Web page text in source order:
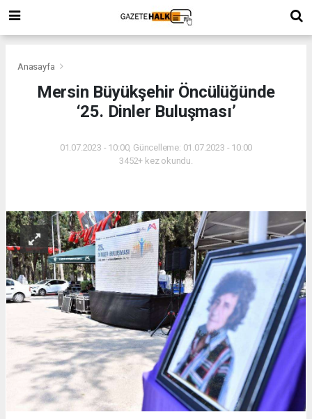
Anasayfa
Mersin Büyükşehir Öncülüğünde
‘25. Dinler Buluşması’
01.07.2023 - 10:00, Güncelleme: 01.07.2023 - 10:00
3452+ kez okundu.